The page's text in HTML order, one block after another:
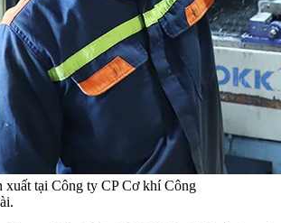
xuất tại Công ty CP Cơ khí Công